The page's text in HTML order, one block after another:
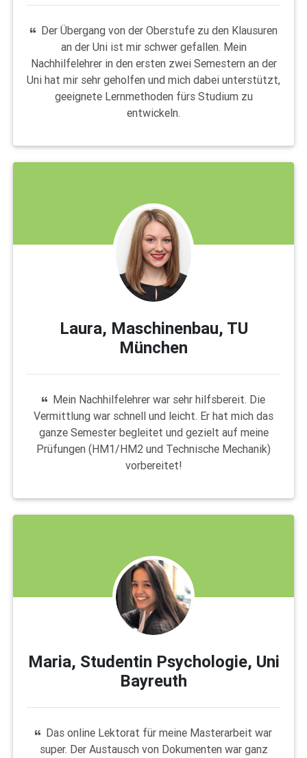
Der Übergang von der Oberstufe zu den Klausuren
an der Uni ist mir schwer gefallen. Mein
Nachhilfelehrer in den ersten zwei Semestern an der
Uni hat mir sehr geholfen und mich dabei unterstützt,
geeignete Lernmethoden fürs Studium zu
entwickeln.
Laura, Maschinenbau, TU
München
Mein Nachhilfelehrer war sehr hilfsbereit. Die
Vermittlung war schnell und leicht. Er hat mich das
ganze Semester begleitet und gezielt auf meine
Prüfungen (HM1/HM2 und Technische Mechanik)
vorbereitet!
Maria, Studentin Psychologie, Uni
Bayreuth
Das online Lektorat für meine Masterarbeit war
super. Der Austausch von Dokumenten war ganz